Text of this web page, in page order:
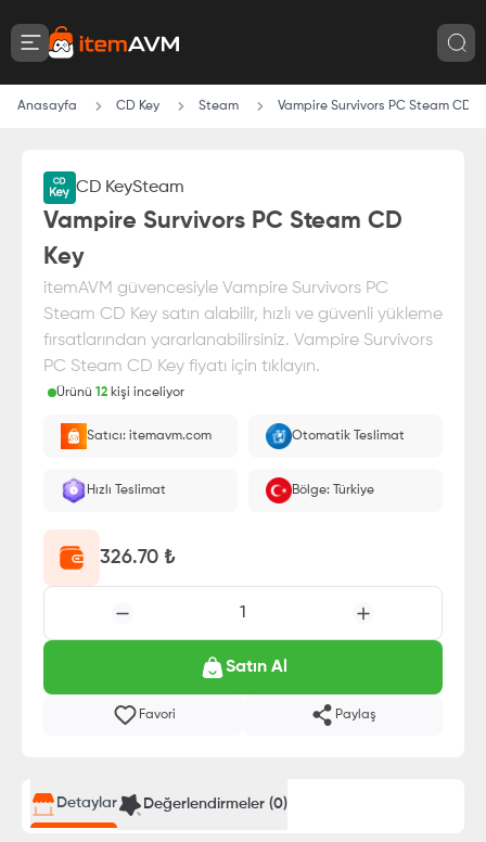
Anasayfa CD Key Steam Vampire Survivors PC Steam CD
CD KeySteam
Vampire Survivors PC Steam CD
Key
itemAVM güvencesiyle Vampire Survivors PC
Steam CD Key satın alabilir, hızlı ve güvenli yükleme
fırsatlarından yararlanabilirsiniz. Vampire Survivors
PC Steam CD Key fiyatı için tıklayın.
Ürünü 12 kişi inceliyor
E-Pin olarak yüklenir.
Satıcı: itemavm.com Otomatik Teslimat
Hızlı Teslimat Bölge: Türkiye
326.70 ₺
1
Satın Al
Favori Paylaş
Detaylar Değerlendirmeler (0)